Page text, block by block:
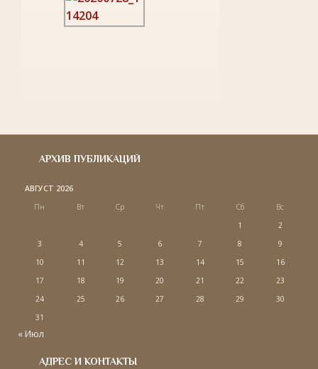
АРХИВ ПУБЛИКАЦИЙ
АВГУСТ 2026
Пн
Вт Ср Чт Пт Сб
Вс
1
2
3
4 5 6 7 8
9
10
11 12 13 14 15
16
17
18 19 20 21 22
23
24
25 26 27 28 29
30
31
« Июл
АДРЕС И КОНТАКТЫ